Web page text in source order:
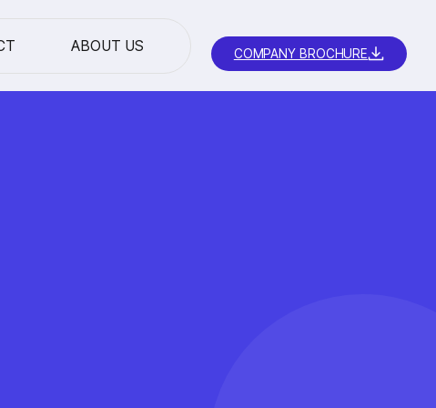
ABOUT US COMPANY BROCHURE